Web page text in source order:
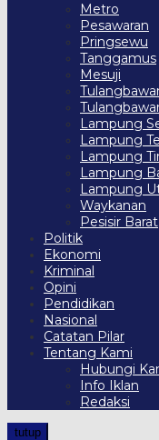
Metro
Pesawaran
Pringsewu
Tanggamus
Mesuji
Lampung
Lampung
Lampung
Lampung
Lampung
Waykanan
Pesisir Barat
Politik
Ekonomi
Kriminal
Opini
Pendidikan
Nasional
Catatan Pilar
Tentang Kami
Hubungi
Info Iklan
Redaksi
tutup